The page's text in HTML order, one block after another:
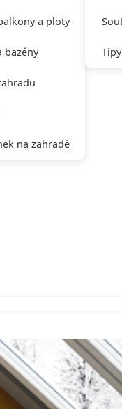
a ploty
bazény
na zahradě
Tipy